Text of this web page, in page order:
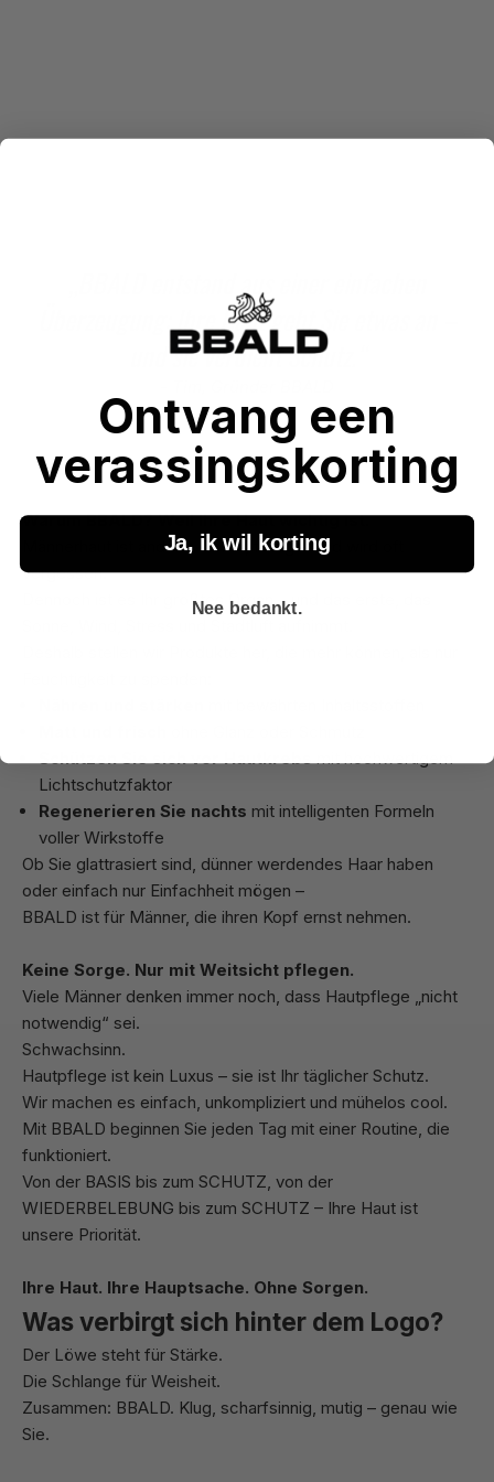
„BBALD entstand aus einer einfachen
Überzeugung: Ihre Haut geht Sie etwas an –
und sie verdient Schutz.“
Warum BBALD? Weil Ihre Haut wichtig ist.
Männerhaut ist anders: dicker, fettiger und wird oft
vergessen.
Dennoch ist es Ihr größtes Organ – und das erste, das
Lichtschutzfaktor
Regenerieren Sie nachts mit intelligenten Formeln
voller Wirkstoffe
Ob Sie glattrasiert sind, dünner werdendes Haar haben
oder einfach nur Einfachheit mögen –
BBALD ist für Männer, die ihren Kopf ernst nehmen.
Keine Sorge. Nur mit Weitsicht pflegen.
Viele Männer denken immer noch, dass Hautpflege „nicht
notwendig“ sei.
Schwachsinn.
Hautpflege ist kein Luxus – sie ist Ihr täglicher Schutz.
Wir machen es einfach, unkompliziert und mühelos cool.
Mit BBALD beginnen Sie jeden Tag mit einer Routine, die
funktioniert.
Von der BASIS bis zum SCHUTZ, von der
WIEDERBELEBUNG bis zum SCHUTZ – Ihre Haut ist
unsere Priorität.
Ihre Haut. Ihre Hauptsache. Ohne Sorgen.
Was verbirgt sich hinter dem Logo?
Der Löwe steht für Stärke.
Die Schlange für Weisheit.
Zusammen: BBALD. Klug, scharfsinnig, mutig – genau wie
Sie.
Ontvang een
verassingskorting
Ja, ik wil korting
Nee bedankt.